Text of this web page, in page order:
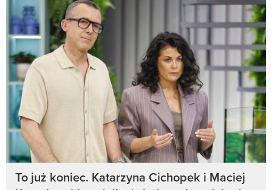
To już koniec. Katarzyna Cichopek i Maciej